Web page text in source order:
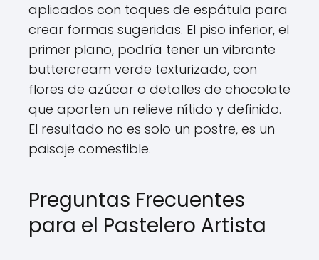
aplicados con toques de espátula para
crear formas sugeridas. El piso inferior, el
primer plano, podría tener un vibrante
buttercream verde texturizado, con
flores de azúcar o detalles de chocolate
que aporten un relieve nítido y definido.
El resultado no es solo un postre, es un
paisaje comestible.
Preguntas Frecuentes
para el Pastelero Artista